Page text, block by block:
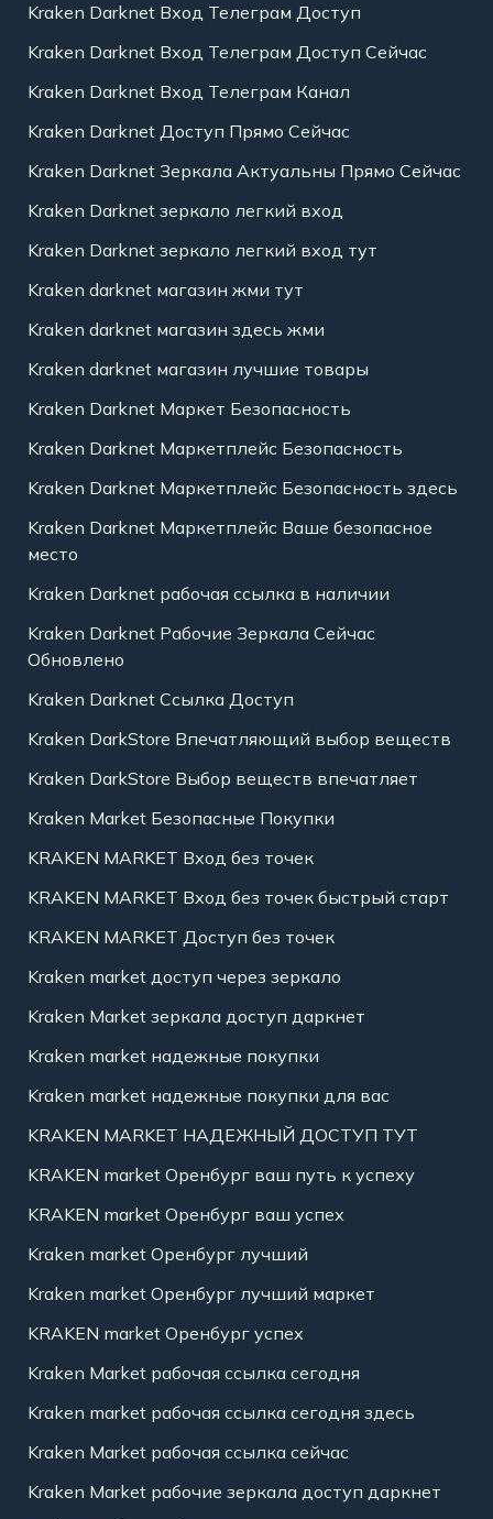
Kraken Darknet Вход Телеграм Доступ
Kraken Darknet Вход Телеграм Доступ Сейчас
Kraken Darknet Вход Телеграм Канал
Kraken Darknet Доступ Прямо Сейчас
Kraken Darknet Зеркала Актуальны Прямо Сейчас
Kraken Darknet зеркало легкий вход
Kraken Darknet зеркало легкий вход тут
Kraken darknet магазин жми тут
Kraken darknet магазин здесь жми
Kraken darknet магазин лучшие товары
Kraken Darknet Маркет Безопасность
Kraken Darknet Маркетплейс Безопасность
Kraken Darknet Маркетплейс Безопасность здесь
Kraken Darknet Маркетплейс Ваше безопасное
место
Kraken Darknet рабочая ссылка в наличии
Kraken Darknet Рабочие Зеркала Сейчас
Обновлено
Kraken Darknet Ссылка Доступ
Kraken DarkStore Впечатляющий выбор веществ
Kraken DarkStore Выбор веществ впечатляет
Kraken Market Безопасные Покупки
KRAKEN MARKET Вход без точек
KRAKEN MARKET Вход без точек быстрый старт
KRAKEN MARKET Доступ без точек
Kraken market доступ через зеркало
Kraken Market зеркала доступ даркнет
Kraken market надежные покупки
Kraken market надежные покупки для вас
KRAKEN MARKET НАДЕЖНЫЙ ДОСТУП ТУТ
KRAKEN market Оренбург ваш путь к успеху
KRAKEN market Оренбург ваш успех
Kraken market Оренбург лучший
Kraken market Оренбург лучший маркет
KRAKEN market Оренбург успех
Kraken Market рабочая ссылка сегодня
Kraken market рабочая ссылка сегодня здесь
Kraken Market рабочая ссылка сейчас
Kraken Market рабочие зеркала доступ даркнет